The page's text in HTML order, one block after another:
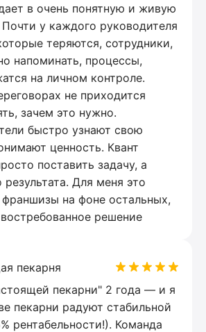
в очень понятную и живую
Почти у каждого руководителя
теряются, сотрудники,
напоминать, процессы,
на личном контроле.
не приходится
зачем это нужно.
быстро узнают свою
ценность. Квант
поставить задачу, а
Для меня это
на фоне остальных,
решение
пекарня
пекарни" 2 года — и я
пекарни радуют стабильной
рентабельности!). Команда